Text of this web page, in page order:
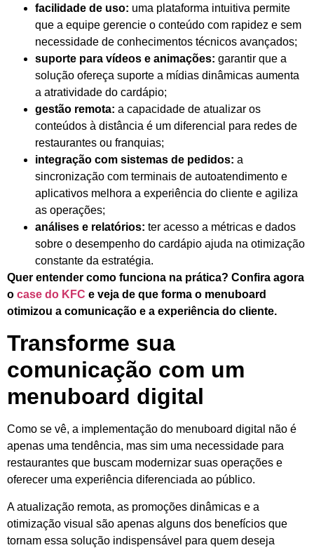
facilidade de uso: uma plataforma intuitiva permite
que a equipe gerencie o conteúdo com rapidez e sem
necessidade de conhecimentos técnicos avançados;
suporte para vídeos e animações: garantir que a
solução ofereça suporte a mídias dinâmicas aumenta
a atratividade do cardápio;
gestão remota: a capacidade de atualizar os
conteúdos à distância é um diferencial para redes de
restaurantes ou franquias;
integração com sistemas de pedidos: a
sincronização com terminais de autoatendimento e
aplicativos melhora a experiência do cliente e agiliza
as operações;
análises e relatórios: ter acesso a métricas e dados
sobre o desempenho do cardápio ajuda na otimização
constante da estratégia.
Quer entender como funciona na prática? Confira agora
o case do KFC e veja de que forma o menuboard
otimizou a comunicação e a experiência do cliente.
Transforme sua
comunicação com um
menuboard digital
Como se vê, a implementação do menuboard digital não é
apenas uma tendência, mas sim uma necessidade para
restaurantes que buscam modernizar suas operações e
oferecer uma experiência diferenciada ao público.
A atualização remota, as promoções dinâmicas e a
otimização visual são apenas alguns dos benefícios que
tornam essa solução indispensável para quem deseja